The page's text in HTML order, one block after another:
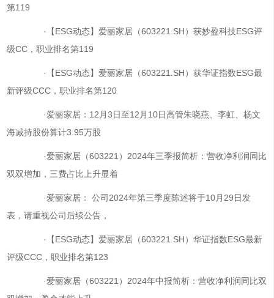
第119
·【ESG动态】爱丽家居（603221.SH）获妙盈科技ESG评
级CC，职业排名第119
·【ESG动态】爱丽家居（603221.SH）获华证指数ESG最
新评级CCC，职业排名第120
·爱丽家居：12月3日至12月10日高管朱晓燕、李虹、杨文
海减持股份算计3.95万股
·爱丽家居（603221）2024年三季报简析：营收净利润同比
双双增加，三费占比上升显着
·爱丽家居： 公司2024年第三季度陈述将于10月29日发
表，请重视公司后续公告，
·【ESG动态】爱丽家居（603221.SH）华证指数ESG最新
评级CCC，职业排名第123
·爱丽家居（603221）2024年中报简析：营收净利润同比双